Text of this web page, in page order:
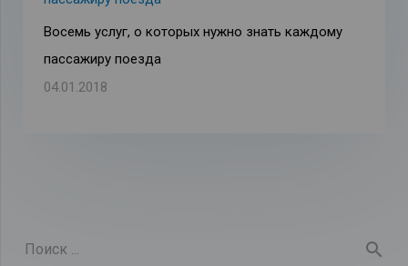
Восемь услуг, о которых нужно знать каждому
пассажиру поезда
04.01.2018